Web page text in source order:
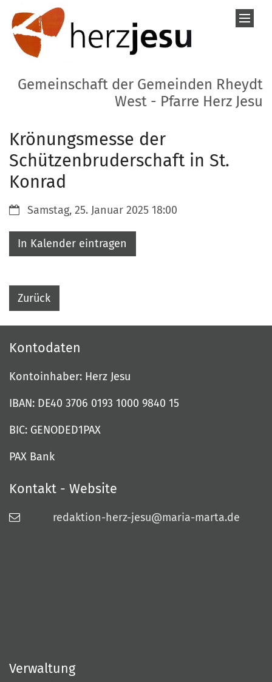
Zum Inhalt springen
Gemeinschaft der Gemeinden Rheydt
West - Pfarre Herz Jesu
Krönungsmesse der
Schützenbruderschaft in St.
Konrad
Datum:Samstag, 25. Januar 2025 18:00
In Kalender eintragen
Zurück
Kontodaten
Kontoinhaber: Herz Jesu
IBAN: DE40 3706 0193 1000 9840 15
BIC: GENODED1PAX
PAX Bank
Kontakt - Website
redaktion-herz-jesu@maria-marta.de
Verwaltung